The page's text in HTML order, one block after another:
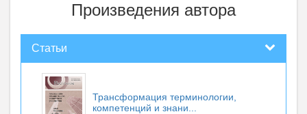
Произведения автора
Статьи
Трансформация терминологии,
компетенций и знани...